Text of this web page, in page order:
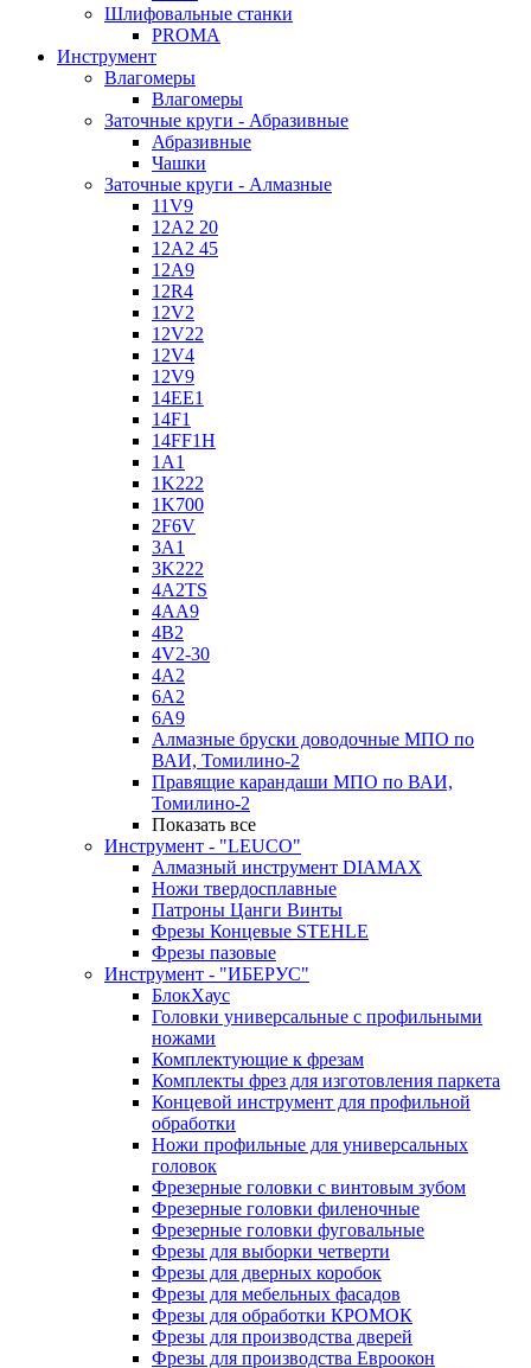
Шлифовальные станки
PROMA
Инструмент
Влагомеры
Влагомеры
Заточные круги - Абразивные
Абразивные
Чашки
Заточные круги - Алмазные
11V9
12A2 20
12A2 45
12A9
12R4
12V2
12V22
12V4
12V9
14EE1
14F1
14FF1H
1A1
1K222
1K700
2F6V
3A1
3K222
4A2TS
4AA9
4B2
4V2-30
4А2
6A2
6A9
Алмазные бруски доводочные МПО по
ВАИ, Томилино-2
Правящие карандаши МПО по ВАИ,
Томилино-2
Показать все
Инструмент - "LEUCO"
Алмазный инструмент DIAMAX
Ножи твердосплавные
Патроны Цанги Винты
Фрезы Концевые STEHLE
Фрезы пазовые
Инструмент - "ИБЕРУС"
БлокХаус
Головки универсальные с профильными
ножами
Комплектующие к фрезам
Комплекты фрез для изготовления паркета
Концевой инструмент для профильной
обработки
Ножи профильные для универсальных
головок
Фрезерные головки с винтовым зубом
Фрезерные головки филеночные
Фрезерные головки фуговальные
Фрезы для выборки четверти
Фрезы для дверных коробок
Фрезы для мебельных фасадов
Фрезы для обработки КРОМОК
Фрезы для производства дверей
Фрезы для производства Евроокон